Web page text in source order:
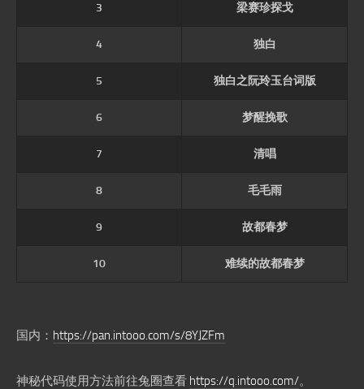
3 梁赛珍探戈
4 独白
5 独白之阮玲玉台词版
6 梦醒挽歌
7 清唱
8 毛毛雨
9 故都春梦
10 难续的故都春梦
国内： https://pan.intooo.com/s/8YJZFm
神秘代码使用方法前往兔圈查看 https://q.intooo.com/。